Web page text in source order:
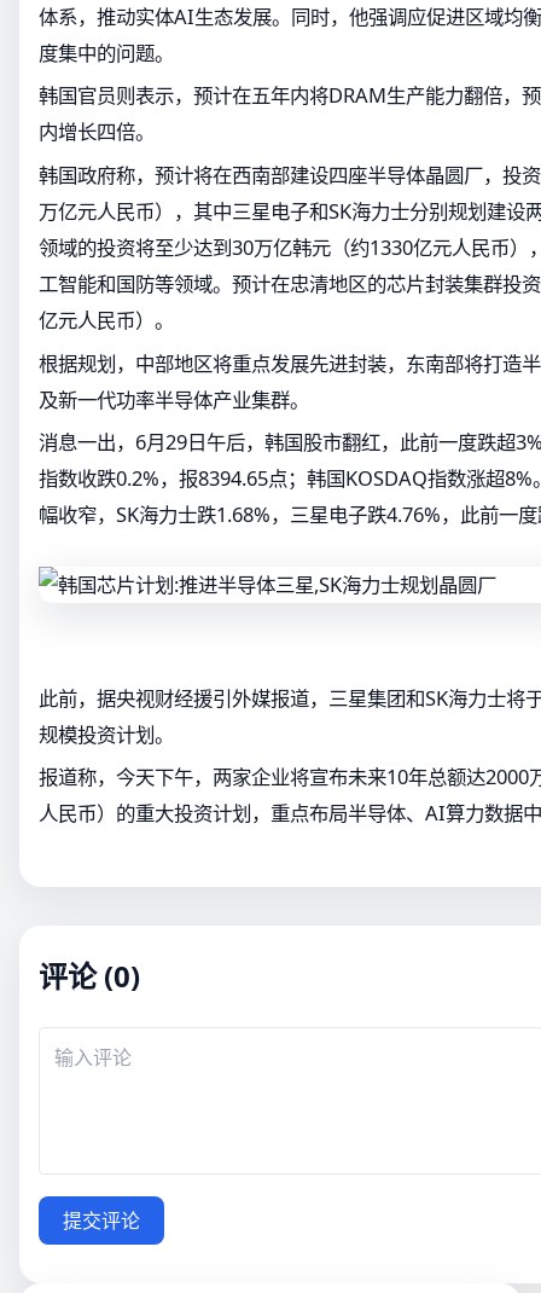
体系，推动实体AI生态发展。同时，他强调应促进区域均
度集中的问题。
韩国官员则表示，预计在五年内将DRAM生产能力翻倍，
内增长四倍。
韩国政府称，预计将在西南部建设四座半导体晶圆厂，投
万亿元人民币），其中三星电子和SK海力士分别规划建设
领域的投资将至少达到30万亿韩元（约1330亿元人民币）
工智能和国防等领域。预计在忠清地区的芯片封装集群投
亿元人民币）。
根据规划，中部地区将重点发展先进封装，东南部将打造
及新一代功率半导体产业集群。
消息一出，6月29日午后，韩国股市翻红，此前一度跌超
指数收跌0.2%，报8394.65点；韩国KOSDAQ指数涨超8%
幅收窄，SK海力士跌1.68%，三星电子跌4.76%，此前一
此前，据央视财经援引外媒报道，三星集团和SK海力士将
规模投资计划。
报道称，今天下午，两家企业将宣布未来10年总额达2000
人民币）的重大投资计划，重点布局半导体、AI算力数据
评论 (0)
提交评论